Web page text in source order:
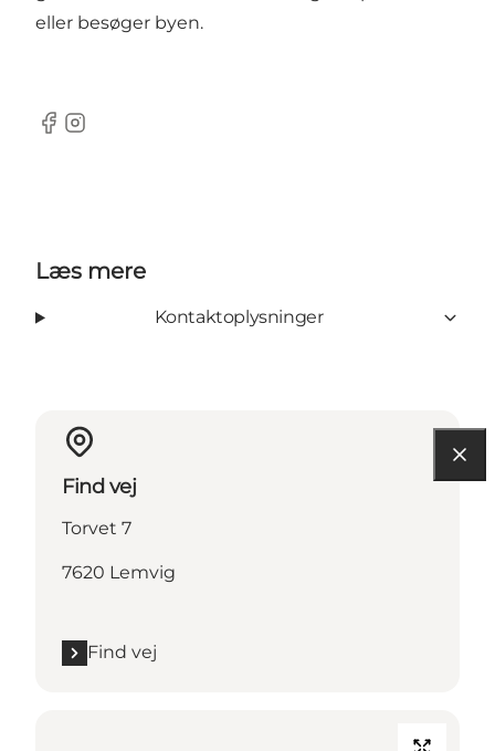
eller besøger byen.
Facebook
Instagram
Læs mere
Kontaktoplysninger
Find vej
Torvet 7
7620 Lemvig
Find vej